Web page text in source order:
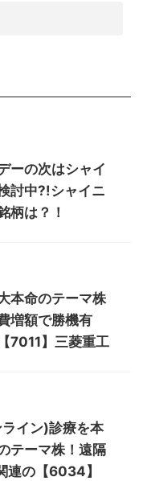
ーの次はシャイ
討中?!シャイニ
柄は？！
本命のテーマ株
増額で勝機有
7011】三菱重工
ライン)診療を本
テーマ株！遠隔
連の【6034】